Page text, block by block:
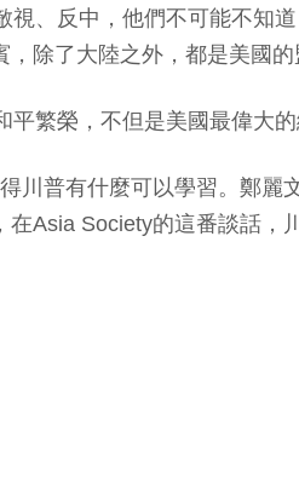
、反中，他們不可能不知
除了大陸之外，都是美國
繁榮，不但是美國最偉大
川普有什麼可以學習。鄭
Asia Society的這番談話，